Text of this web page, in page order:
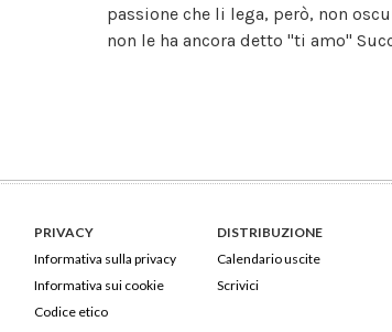
passione che li lega, però, non
non le ha ancora detto "ti amo"
PRIVACY
Informativa sulla privacy
Informativa sui cookie
Codice etico
DISTRIBUZIONE
Calendario uscite
Scrivici